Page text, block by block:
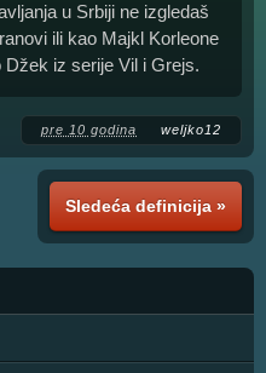
u Srbiji ne izgledaš
ili kao Majkl Korleone
iz serije Vil i Grejs.
pre 10 godina weljko12
Sledeća definicija »